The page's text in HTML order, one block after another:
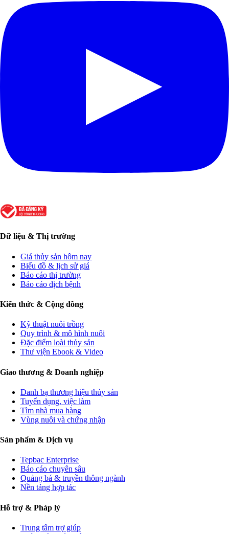
Dữ liệu & Thị trường
Giá thủy sản hôm nay
Biểu đồ & lịch sử giá
Báo cáo thị trường
Báo cáo dịch bệnh
Kiến thức & Cộng đồng
Kỹ thuật nuôi trồng
Quy trình & mô hình nuôi
Đặc điểm loài thủy sản
Thư viện Ebook & Video
Giao thương & Doanh nghiệp
Danh bạ thương hiệu thủy sản
Tuyển dụng, việc làm
Tìm nhà mua hàng
Vùng nuôi và chứng nhận
Sản phẩm & Dịch vụ
Tepbac Enterprise
Báo cáo chuyên sâu
Quảng bá & truyền thông ngành
Nền tảng hợp tác
Hỗ trợ & Pháp lý
Trung tâm trợ giúp